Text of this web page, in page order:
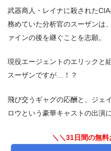
武器商人・レイナに殺された
務めていた分析官のスーザンは
ァインの後を継ぐことを志願。
現役エージェントのエリックと
スーザンですが…！？
飛び交うギャグの応酬と、ジェ
ロウという豪華キャストの出演
＼＼31日間の無